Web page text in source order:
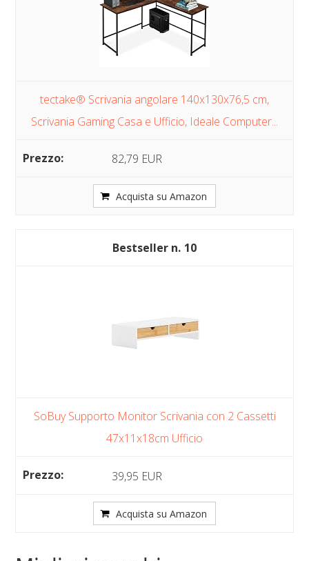
tectake® Scrivania angolare 140x130x76,5 cm,
Scrivania Gaming Casa e Ufficio, Ideale Computer...
82,79 EUR
Acquista su Amazon
10
SoBuy Supporto Monitor Scrivania con 2 Cassetti
47x11x18cm Ufficio
39,95 EUR
Acquista su Amazon